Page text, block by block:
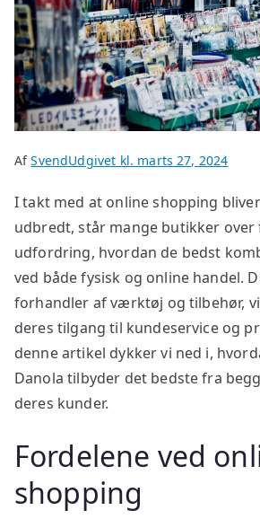
AfSvendUdgivet kl. marts 27, 2024
I takt med at online shopping
udbredt, står mange butikker over
udfordring, hvordan de bedst
ved både fysisk og online handel.
forhandler af værktøj og tilbehør,
deres tilgang til kundeservice og
denne artikel dykker vi ned i,
Danola tilbyder det bedste fra
deres kunder.
Fordelene ved
shopping